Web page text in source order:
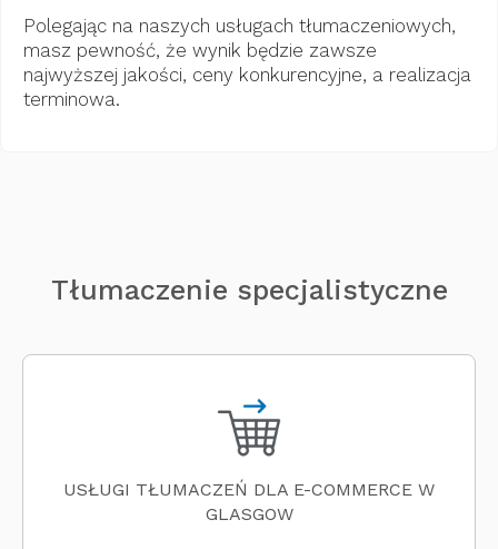
Polegając na naszych usługach tłumaczeniowych,
masz pewność, że wynik będzie zawsze
najwyższej jakości, ceny konkurencyjne, a realizacja
terminowa.
Tłumaczenie specjalistyczne
USŁUGI TŁUMACZEŃ DLA E-COMMERCE W
GLASGOW